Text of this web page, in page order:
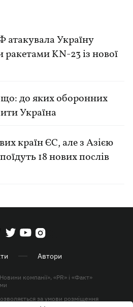
Україну
ракетами KN-23 із нової
до яких оборонних
Україна
країн ЄС, але з Азією
18 нових послів
Автори
компанії», «PR» і «Факт»
за умови розміщення